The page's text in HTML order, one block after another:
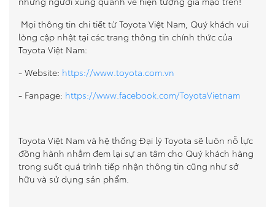
Mọi thông tin chi tiết từ Toyota Việt Nam, Quý khách vui
lòng cập nhật tại các trang thông tin chính thức của
Toyota Việt Nam:
- Website: https://www.toyota.com.vn
- Fanpage: https://www.facebook.com/ToyotaVietnam
Toyota Việt Nam và hệ thống Đại lý Toyota sẽ luôn nỗ lực
đồng hành nhằm đem lại sự an tâm cho Quý khách hàng
trong suốt quá trình tiếp nhận thông tin cũng như sở
hữu và sử dụng sản phẩm.